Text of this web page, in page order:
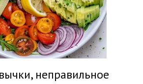
неправильное